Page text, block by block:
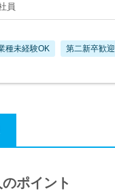
員
種未経験OK 第二新卒歓迎
ポイント